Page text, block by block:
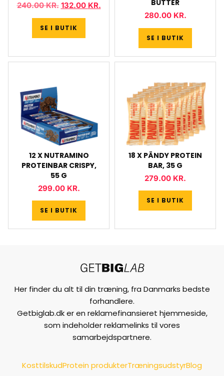
240.00KR. 132.00 KR.
SE I BUTIK
BUTTER
280.00 KR.
SE I BUTIK
12 X NUTRAMINO
PROTEINBAR CRISPY,
55 G
299.00 KR.
SE I BUTIK
18 X PÄNDY PROTEIN
BAR, 35 G
279.00 KR.
SE I BUTIK
Her finder du alt til din træning, fra Danmarks bedste
forhandlere.
Getbiglab.dk er en reklamefinansieret hjemmeside,
som indeholder reklamelinks til vores
samarbejdspartnere.
KosttilskudProtein produkterTræningsudstyrBlog